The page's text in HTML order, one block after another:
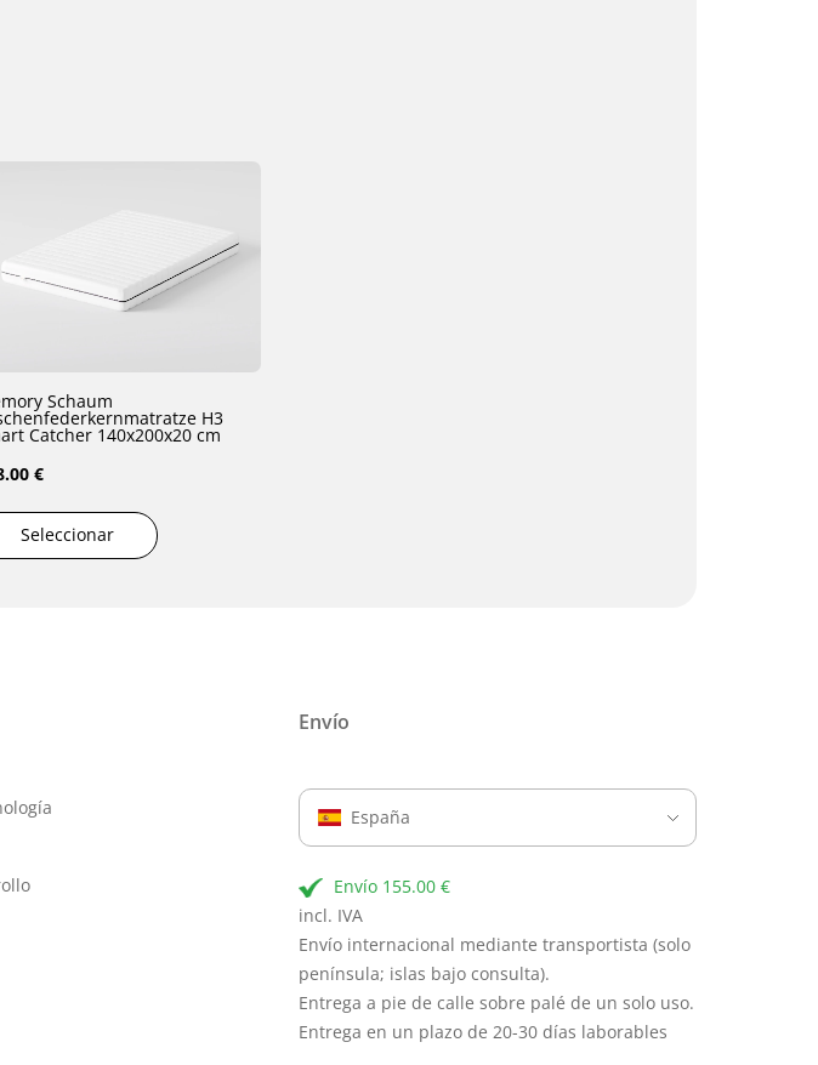
Schaum
H3
Catcher 140x200x20 cm
€
Seleccionar
Envío
España
Envío 155.00 €
incl. IVA
Envío internacional mediante transportista (solo
península; islas bajo consulta).
Entrega a pie de calle sobre palé de un solo uso.
Entrega en un plazo de 20-30 días laborables